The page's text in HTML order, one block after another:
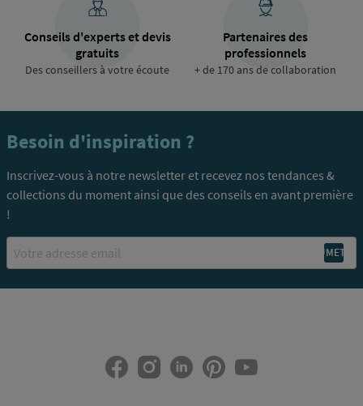
Conseils d'experts et devis
gratuits
Des conseillers à votre écoute
Partenaires des
professionnels
+ de 170 ans de collaboration
Besoin d'inspiration ?
Inscrivez-vous à notre newsletter et recevez nos tendances &
collections du moment ainsi que des conseils en avant première
!